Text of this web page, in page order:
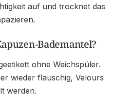
auf und trocknet das
Bademantel?
ohne Weichspüler.
wieder flauschig, Velours
werden.